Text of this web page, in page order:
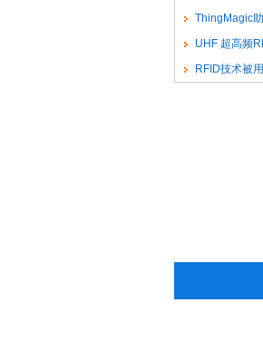
ThingMagic
UHF 超高频
RFID技术被